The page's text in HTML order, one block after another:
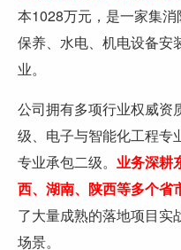
本1028万元，是一家集
保养、水电、机电设备安
业。
公司拥有多项行业权威资
级、电子与智能化工程专
专业承包二级。 业务深耕
西、湖南、陕西等多个省
了大量成熟的落地项目实
场景。